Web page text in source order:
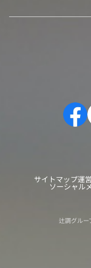
サイトマップ運
ソーシャル
辻調グルー